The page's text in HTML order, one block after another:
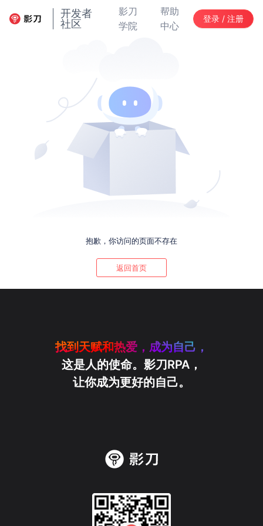
开发者
社区
影刀
学院
帮助
中心
登录 / 注册
抱歉，你访问的页面不存在
返回首页
找到天赋和热爱，成为自己，
这是人的使命。影刀RPA，
让你成为更好的自己。